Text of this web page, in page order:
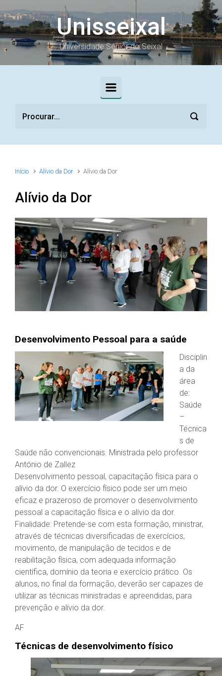
Skip to main content
Unisseixal
Universidade Sénior do Seixal
Início Alívio da Dor Alívio da Dor
Alívio da Dor
Desenvolvimento Pessoal para a saúde
Disciplin
a da
área
de:
Saúde
–
Técnica
s de
Saúde não convencionais. Ministrada pelo professor
António de Zallez
Desenvolvimento pessoal, capacitação física para o
alívio da dor. O exercício físico pode ser um meio
eficaz e prazeroso de promover o desenvolvimento
pessoal a capacitação física e o alívio da dor.
Finalidade: Pretende-se com esta formação, ministrar,
através de técnicas diversificadas de exercícios,
movimento, de manipulação de tecidos e de
reabilitação física, com adequada informação
científica, domínio da teoria e exercício prático. Os
alunos, no final da formação, deverão ser capazes de
utilizar as técnicas ministradas e apreendidas, para
prevenção e alívio da dor.
AF
Técnicas de desenvolvimento físico